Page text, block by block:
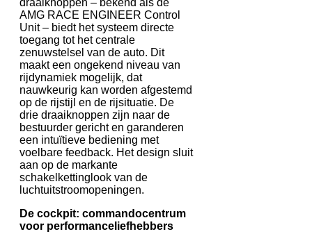
draaiknoppen – bekend als de
AMG RACE ENGINEER Control
Unit – biedt het systeem directe
toegang tot het centrale
zenuwstelsel van de auto. Dit
maakt een ongekend niveau van
rijdynamiek mogelijk, dat
nauwkeurig kan worden afgestemd
op de rijstijl en de rijsituatie. De
drie draaiknoppen zijn naar de
bestuurder gericht en garanderen
een intuïtieve bediening met
voelbare feedback. Het design sluit
aan op de markante
schakelkettinglook van de
luchtuitstroomopeningen.
De cockpit: commandocentrum
voor performanceliefhebbers